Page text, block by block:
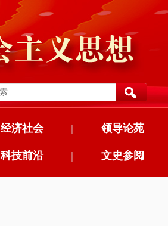
经济社会 领导论苑
|
科技前沿 文史参阅
|